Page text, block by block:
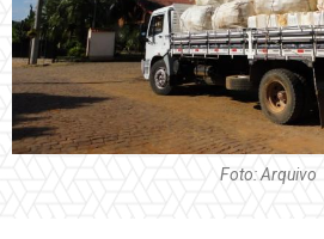
Foto: Arquivo